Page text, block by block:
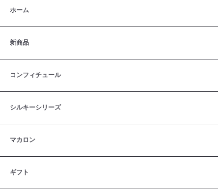
ホーム
新商品
コンフィチュール
シルキーシリーズ
マカロン
ギフト